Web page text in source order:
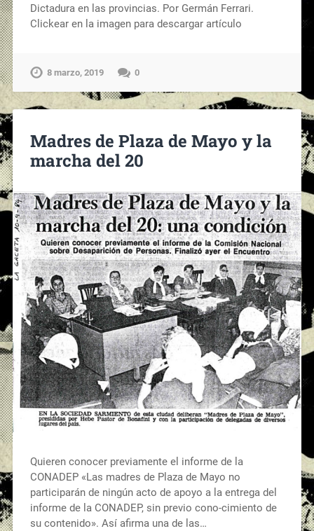
Dictadura en las provincias. Por Germán Ferrari.
Clickear en la imagen para descargar artículo
8 marzo, 2019 0
Madres de Plaza de Mayo y la
marcha del 20
Quieren conocer previamente el informe de la
CONADEP «Las madres de Plaza de Mayo no
participarán de ningún acto de apoyo a la entrega del
informe de la CONADEP, sin previo cono-cimiento de
su contenido». Así afirma una de las…